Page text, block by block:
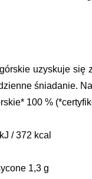
uzyskuje
śniadanie.
100 %
/ 372 kcal
1,3 g